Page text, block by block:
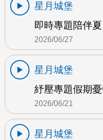
星月城堡
即時專題陪伴
2026/06/27
星月城堡
紓壓專題假期
2026/06/21
星月城堡